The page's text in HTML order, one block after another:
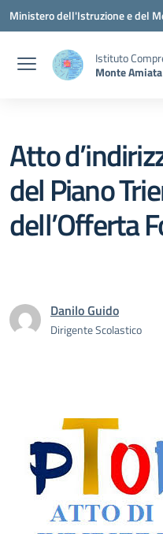
Vai ai contenuti
Vai al menu di navigazione
Vai al footer
Ministero dell'Istruzione e del
Istituto
Monte Amiata
Atto
del Piano
dell’Offerta
Danilo Guido
Dirigente Scolastico